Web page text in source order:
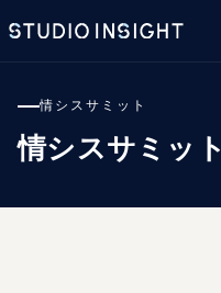
情シスサミット
情シスサミット